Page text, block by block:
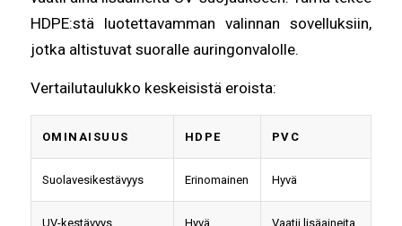
HDPE:stä luotettavamman valinnan sovelluksiin,
jotka altistuvat suoralle auringonvalolle.
Vertailutaulukko keskeisistä eroista:
OMINAISUUS HDPE PVC
Suolavesikestävyys Erinomainen Hyvä
UV-kestävyys Hyvä Vaatii lisäaineita